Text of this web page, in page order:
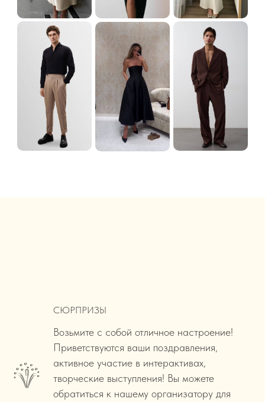
СЮРПРИЗЫ
Возьмите с собой отличное настроение!
Приветствуются ваши поздравления,
активное участие в интерактивах,
творческие выступления! Вы можете
обратиться к нашему организатору для